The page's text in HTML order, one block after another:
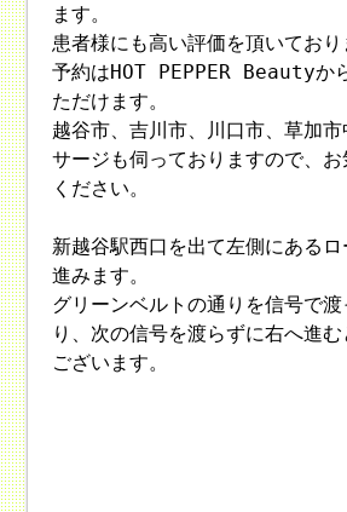
ます。
患者様にも高い評価を頂いており
予約はHOT PEPPER Beautyか
ただけます。
越谷市、吉川市、川口市、草加
サージも伺っておりますので、
ください。
新越谷駅西口を出て左側にある
進みます。
グリーンベルトの通りを信号で
り、次の信号を渡らずに右へ進
ございます。